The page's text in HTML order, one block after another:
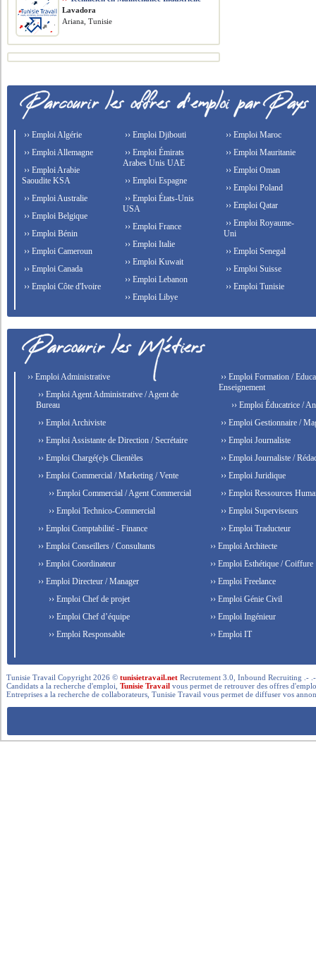
Lavadora
Ariana, Tunisie
›› Emploi Algérie
›› Emploi Allemagne
›› Emploi Arabie
Saoudite KSA
›› Emploi Australie
›› Emploi Belgique
›› Emploi Bénin
›› Emploi Cameroun
›› Emploi Canada
›› Emploi Côte d'Ivoire
›› Emploi Djibouti
›› Emploi Émirats
Arabes Unis UAE
›› Emploi Espagne
›› Emploi États-Unis
USA
›› Emploi France
›› Emploi Italie
›› Emploi Kuwait
›› Emploi Lebanon
›› Emploi Libye
›› Emploi Maroc
›› Emploi Mauritanie
›› Emploi Oman
›› Emploi Poland
›› Emploi Qatar
›› Emploi Royaume-
Uni
›› Emploi Senegal
›› Emploi Suisse
›› Emploi Tunisie
›› Emploi Administrative
›› Emploi Agent Administrative / Agent de
Bureau
›› Emploi Archiviste
›› Emploi Assistante de Direction / Secrétaire
›› Emploi Chargé(e)s Clientèles
›› Emploi Commercial / Marketing / Vente
›› Emploi Commercial / Agent Commercial
›› Emploi Technico-Commercial
›› Emploi Comptabilité - Finance
›› Emploi Conseillers / Consultants
›› Emploi Coordinateur
›› Emploi Directeur / Manager
›› Emploi Chef de projet
›› Emploi Chef d’équipe
›› Emploi Responsable
›› Emploi Formation /
Enseignement
›› Emploi Éducatrice /
›› Emploi Gestionnaire /
›› Emploi Journaliste
›› Emploi Journaliste /
›› Emploi Juridique
›› Emploi Ressources
›› Emploi Superviseurs
›› Emploi Traducteur
›› Emploi Architecte
›› Emploi Esthétique / Coiffure
›› Emploi Freelance
›› Emploi Génie Civil
›› Emploi Ingénieur
›› Emploi IT
Tunisie Travail Copyright 2026 ©tunisietravail.net Recrutement 3.0, Inbound Recruiting .-
Candidats a la recherche d'emploi,Tunisie Travail vous permet de retrouver des offres
Entreprises a la recherche de collaborateurs, Tunisie Travail vous permet de diffuser vos